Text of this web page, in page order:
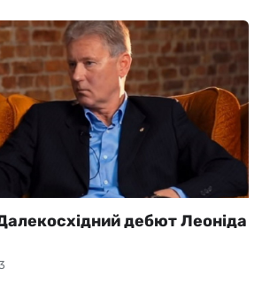
Далекосхідний дебют Леоніда